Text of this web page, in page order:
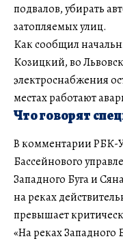
подвалов, убирать
затопляемых улиц.
Как сообщил
Козицкий, во
электроснабжения
местах работают
Что говорят
В комментарии РБК-
Бассейнового
Западного Буга и
на реках
превышает
«На реках Западного